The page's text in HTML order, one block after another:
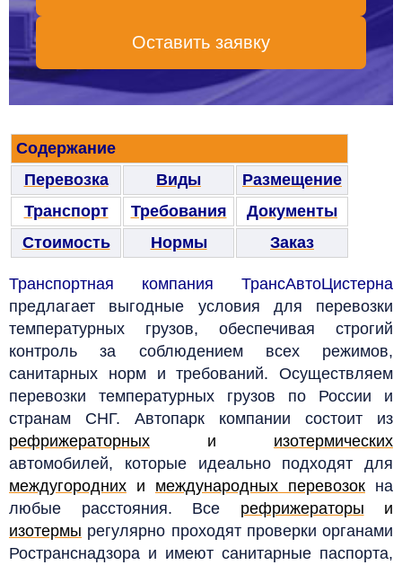
Оставить заявку
Содержание
Перевозка
Виды
Размещение
Транспорт
Требования
Документы
Стоимость
Нормы Заказ
Транспортная компания ТрансАвтоЦистерна
предлагает выгодные условия для перевозки
температурных грузов, обеспечивая строгий
контроль за соблюдением всех режимов,
санитарных норм и требований. Осуществляем
перевозки температурных грузов по России и
странам СНГ. Автопарк компании состоит из
рефрижераторных и изотермических
автомобилей, которые идеально подходят для
междугородних и международных перевозок на
любые расстояния. Все рефрижераторы и
изотермы регулярно проходят проверки органами
Ространснадзора и имеют санитарные паспорта,